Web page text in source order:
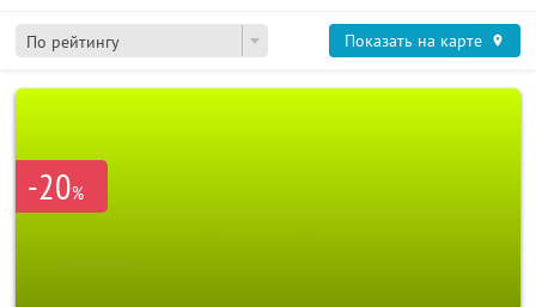
По рейтингу Показать на карте
-20%